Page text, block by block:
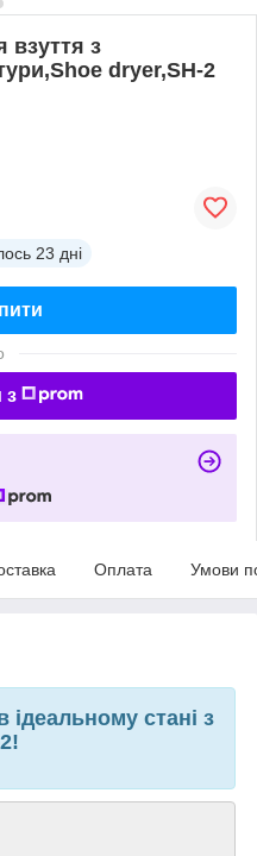
взуття з
dryer,SH-2
23 дні
з
Оплата Умови
стані з